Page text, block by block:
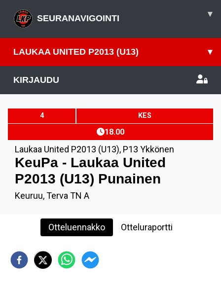
SEURANAVIGOINTI ▾
LAUKAA UNITED P2013 (U13) ▾
KIRJAUDU
4 KES
18.00
Laukaa United P2013 (U13), P13 Ykkönen
KeuPa - Laukaa United
P2013 (U13) Punainen
Keuruu, Terva TN A
Otteluennakko Otteluraportti